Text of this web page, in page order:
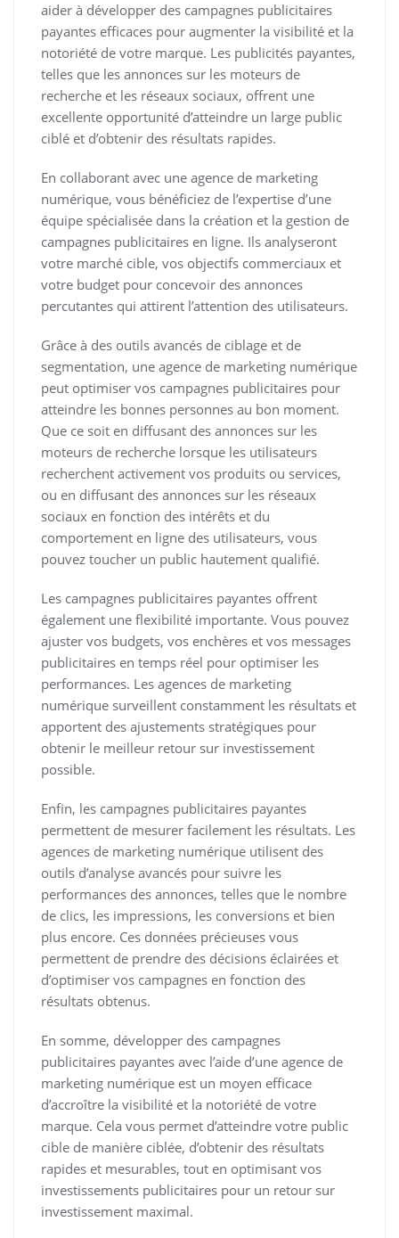
aider à développer des campagnes publicitaires
payantes efficaces pour augmenter la visibilité et la
notoriété de votre marque. Les publicités payantes,
telles que les annonces sur les moteurs de
recherche et les réseaux sociaux, offrent une
excellente opportunité d’atteindre un large public
ciblé et d’obtenir des résultats rapides.
En collaborant avec une agence de marketing
numérique, vous bénéficiez de l’expertise d’une
équipe spécialisée dans la création et la gestion de
campagnes publicitaires en ligne. Ils analyseront
votre marché cible, vos objectifs commerciaux et
votre budget pour concevoir des annonces
percutantes qui attirent l’attention des utilisateurs.
Grâce à des outils avancés de ciblage et de
segmentation, une agence de marketing numérique
peut optimiser vos campagnes publicitaires pour
atteindre les bonnes personnes au bon moment.
Que ce soit en diffusant des annonces sur les
moteurs de recherche lorsque les utilisateurs
recherchent activement vos produits ou services,
ou en diffusant des annonces sur les réseaux
sociaux en fonction des intérêts et du
comportement en ligne des utilisateurs, vous
pouvez toucher un public hautement qualifié.
Les campagnes publicitaires payantes offrent
également une flexibilité importante. Vous pouvez
ajuster vos budgets, vos enchères et vos messages
publicitaires en temps réel pour optimiser les
performances. Les agences de marketing
numérique surveillent constamment les résultats et
apportent des ajustements stratégiques pour
obtenir le meilleur retour sur investissement
possible.
Enfin, les campagnes publicitaires payantes
permettent de mesurer facilement les résultats. Les
agences de marketing numérique utilisent des
outils d’analyse avancés pour suivre les
performances des annonces, telles que le nombre
de clics, les impressions, les conversions et bien
plus encore. Ces données précieuses vous
permettent de prendre des décisions éclairées et
d’optimiser vos campagnes en fonction des
résultats obtenus.
En somme, développer des campagnes
publicitaires payantes avec l’aide d’une agence de
marketing numérique est un moyen efficace
d’accroître la visibilité et la notoriété de votre
marque. Cela vous permet d’atteindre votre public
cible de manière ciblée, d’obtenir des résultats
rapides et mesurables, tout en optimisant vos
investissements publicitaires pour un retour sur
investissement maximal.